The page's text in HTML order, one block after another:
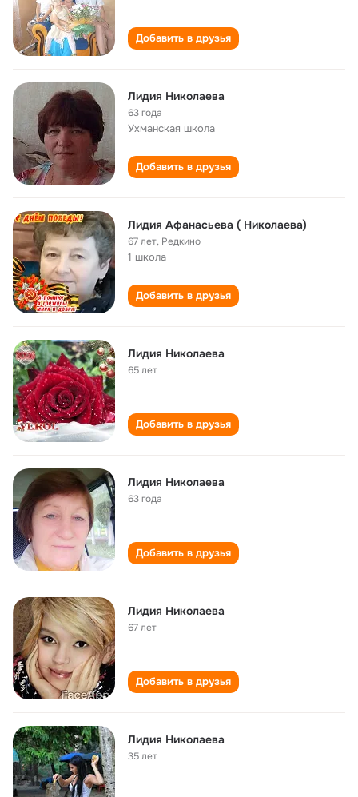
Добавить в друзья
Лидия Николаева
63 года
Ухманская школа
Добавить в друзья
Лидия Афанасьева ( Николаева)
67 лет, Редкино
1 школа
Добавить в друзья
Лидия Николаева
65 лет
Добавить в друзья
Лидия Николаева
63 года
Добавить в друзья
Лидия Николаева
67 лет
Добавить в друзья
Лидия Николаева
35 лет